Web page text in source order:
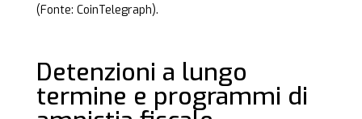
(Fonte: CoinTelegraph).
Detenzioni a lungo
termine e programmi di